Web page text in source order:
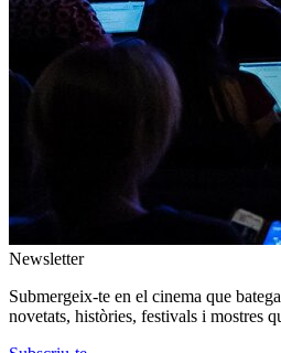
Newsletter
Submergeix-te en el cinema que
novetats, històries, festivals i mostres